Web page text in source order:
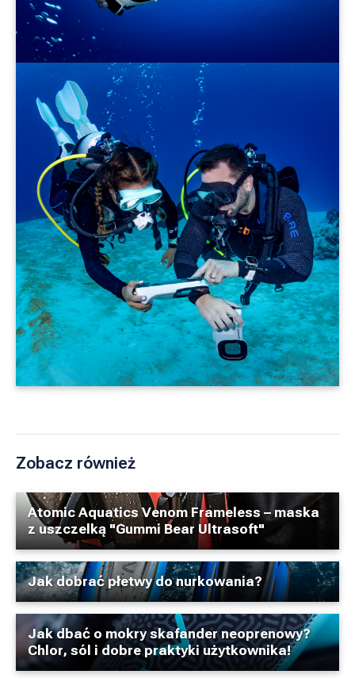
Zobacz również
Atomic Aquatics Venom Frameless – maska
z uszczelką "Gummi Bear Ultrasoft"
Jak dobrać płetwy do nurkowania?
Jak dbać o mokry skafander neoprenowy?
Chlor, sól i dobre praktyki użytkownika!